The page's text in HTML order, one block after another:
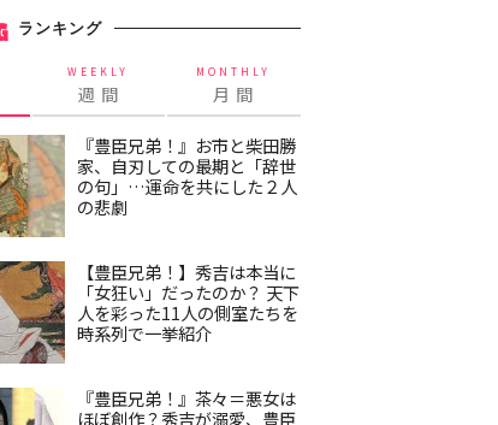
ランキング
WEEKLY
週 間
MONTHLY
月 間
『豊臣兄弟！』お市と柴田勝
家、自刃しての最期と「辞世
の句」…運命を共にした２人
の悲劇
【豊臣兄弟！】秀吉は本当に
「女狂い」だったのか？ 天下
人を彩った11人の側室たちを
時系列で一挙紹介
『豊臣兄弟！』茶々＝悪女は
ほぼ創作？秀吉が溺愛、豊臣